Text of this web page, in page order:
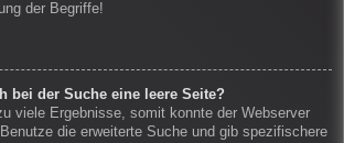
der Begriffe!
bei der Suche eine leere Seite?
viele Ergebnisse, somit konnte der Webserver
die erweiterte Suche und gib spezifischere